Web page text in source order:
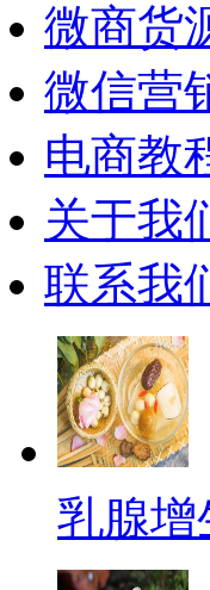
微商货
微信营
电商教
关于我
联系我
乳腺增